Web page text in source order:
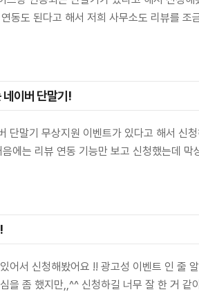
동도 된다고 해서 저희 사무소도 리뷰를
네이버 단말기!
단말기 무상지원 이벤트가 있다고 해서 신
에는 리뷰 연동 기능만 보고 신청했는데
어서 신청해봤어요 !! 광고성 이벤트 인 줄
을 좀 했지만,,^^ 신청하길 너무 잘 한 거